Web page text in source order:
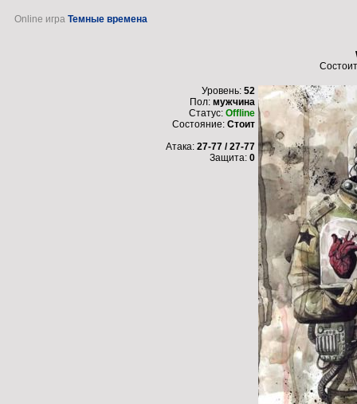
Online игра Темные времена
Уровень: 52
Пол: мужчина
Статус: Offline
Состояние: Стоит
Атака: 27-77 / 27-77
Защита: 0